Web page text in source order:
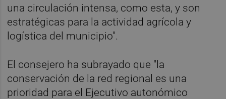
una circulación intensa, como esta, y son
estratégicas para la actividad agrícola y
logística del municipio".
El consejero ha subrayado que "la
conservación de la red regional es una
prioridad para el Ejecutivo autonómico